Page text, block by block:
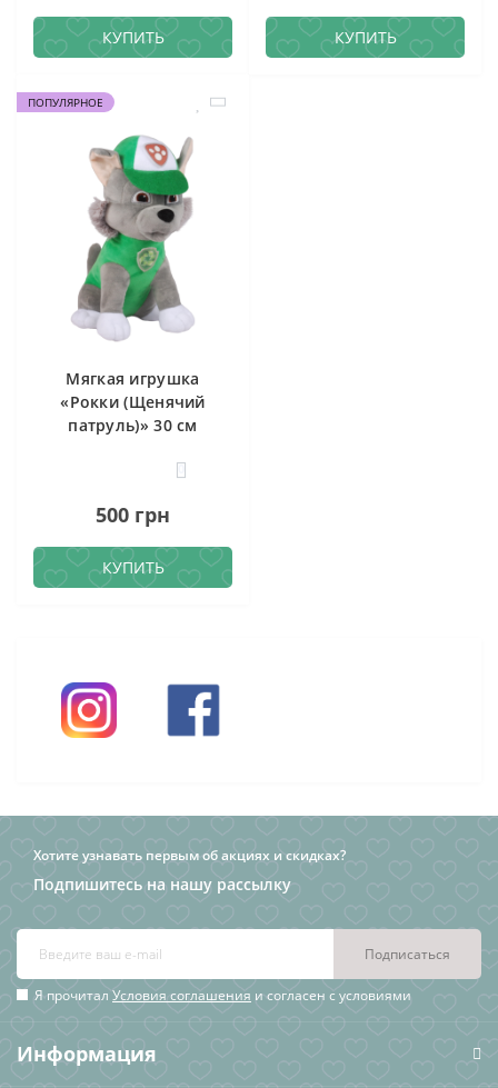
КУПИТЬ КУПИТЬ
ПОПУЛЯРНОЕ
Мягкая игрушка
«Рокки (Щенячий
патруль)» 30 см
0
500 грн
КУПИТЬ
Хотите узнавать первым об акциях и скидках?
Подпишитесь на нашу рассылку
Подписаться
Я прочитал Условия соглашения и согласен с условиями
Информация